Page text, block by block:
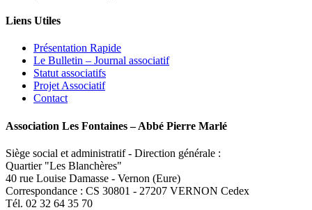
Liens Utiles
Présentation Rapide
Le Bulletin – Journal associatif
Statut associatifs
Projet Associatif
Contact
Association Les Fontaines – Abbé Pierre Marlé
Siège social et administratif - Direction générale :
Quartier "Les Blanchères"
40 rue Louise Damasse - Vernon (Eure)
Correspondance : CS 30801 - 27207 VERNON Cedex
Tél. 02 32 64 35 70